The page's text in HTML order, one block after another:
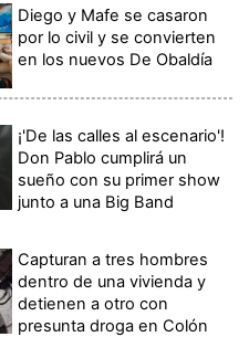
Diego y Mafe se casaron
por lo civil y se convierten
en los nuevos De Obaldía
¡'De las calles al escenario'!
Don Pablo cumplirá un
sueño con su primer show
junto a una Big Band
Capturan a tres hombres
dentro de una vivienda y
detienen a otro con
presunta droga en Colón